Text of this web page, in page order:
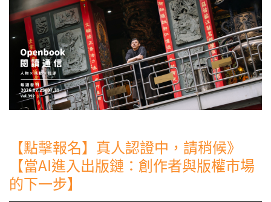
【點擊報名】真人認證中，請稍候》
【當AI進入出版鏈：創作者與版權市場
的下一步】